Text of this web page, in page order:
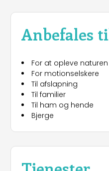
Anbefales
For at opleve naturen
For motionselskere
Til afslapning
Til familier
Til ham og hende
Bjerge